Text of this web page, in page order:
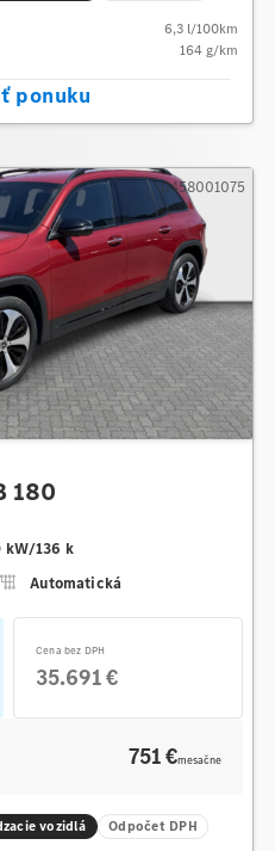
6,3 l/100km
164g/km
ponuku
180
kW/136 k
Automatická
0458001075
Cena bez DPH
35.691 €
751 €mesačne
vozidlá Odpočet DPH